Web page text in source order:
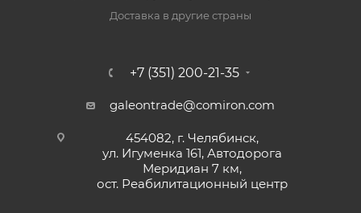
Доставка в другие страны
+7 (351) 200-21-35
galeontrade@comiron.com
454082, г. Челябинск,
ул. Игуменка 161, Автодорога
Меридиан 7 км,
ост. Реабилитационный центр